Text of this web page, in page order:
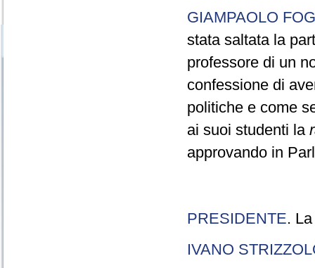
GIAMPAOLO
stata saltata la
professore di un
confessione di
politiche e come
ai suoi studenti la
approvando in
PRESIDENTE.
IVANO